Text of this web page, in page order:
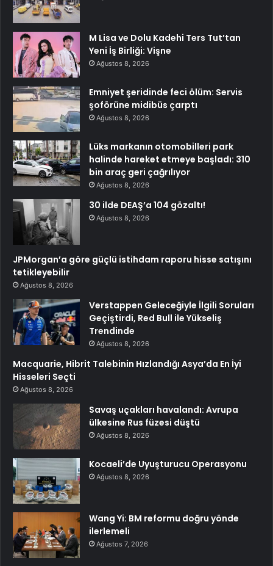
M Lisa ve Dolu Kadehi Ters Tut’tan
Yeni İş Birliği: Vişne
Ağustos 8, 2026
Emniyet şeridinde feci ölüm: Servis
şoförüne midibüs çarptı
Ağustos 8, 2026
Lüks markanın otomobilleri park
halinde hareket etmeye başladı: 310
bin araç geri çağrılıyor
Ağustos 8, 2026
30 ilde DEAŞ’a 104 gözaltı!
Ağustos 8, 2026
JPMorgan’a göre güçlü istihdam raporu hisse satışını
tetikleyebilir
Ağustos 8, 2026
Verstappen Geleceğiyle İlgili Soruları
Geçiştirdi, Red Bull ile Yükseliş
Trendinde
Ağustos 8, 2026
Macquarie, Hibrit Talebinin Hızlandığı Asya’da En İyi
Hisseleri Seçti
Ağustos 8, 2026
Savaş uçakları havalandı: Avrupa
ülkesine Rus füzesi düştü
Ağustos 8, 2026
Kocaeli’de Uyuşturucu Operasyonu
Ağustos 8, 2026
Wang Yi: BM reformu doğru yönde
ilerlemeli
Ağustos 7, 2026